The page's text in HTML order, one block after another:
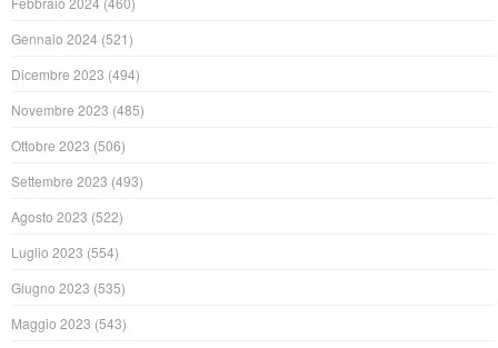
Gennaio 2024 (521)
Dicembre 2023 (494)
Novembre 2023 (485)
Ottobre 2023 (506)
Settembre 2023 (493)
Agosto 2023 (522)
Luglio 2023 (554)
Giugno 2023 (535)
Maggio 2023 (543)